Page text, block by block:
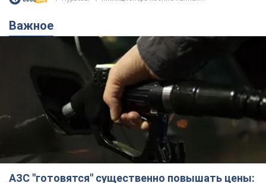
Важное
АЗС "готовятся" существенно повышать цены: